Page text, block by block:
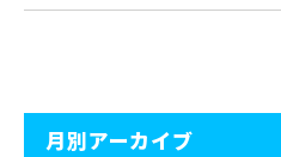
月別アーカイブ